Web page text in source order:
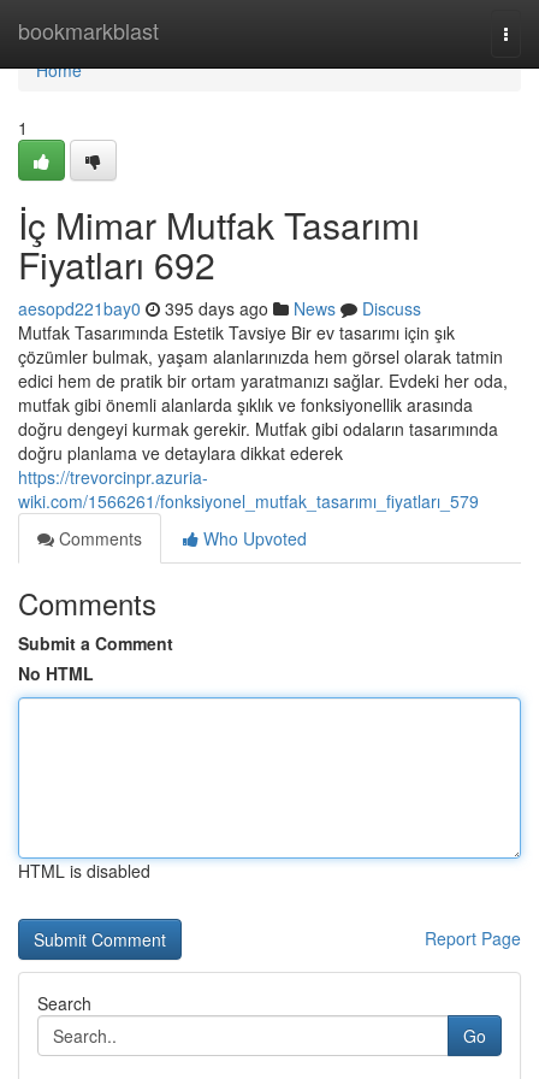
bookmarkblast
Home
Home
1
İç Mimar Mutfak Tasarımı
Fiyatları 692
aesopd221bay0 395 days ago News
Discuss
Mutfak Tasarımında Estetik Tavsiye Bir ev tasarımı için şık
çözümler bulmak, yaşam alanlarınızda hem görsel olarak tatmin
edici hem de pratik bir ortam yaratmanızı sağlar. Evdeki her oda,
mutfak gibi önemli alanlarda şıklık ve fonksiyonellik arasında
doğru dengeyi kurmak gerekir. Mutfak gibi odaların tasarımında
doğru planlama ve detaylara dikkat ederek
https://trevorcinpr.azuria-
wiki.com/1566261/fonksiyonel_mutfak_tasarımı_fiyatları_579
Comments
Who Upvoted
Comments
Submit a Comment
No HTML
HTML is disabled
Report Page
Search
Go